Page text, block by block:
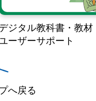
ジタル教科書・教材
ーザーサポート
へ戻る